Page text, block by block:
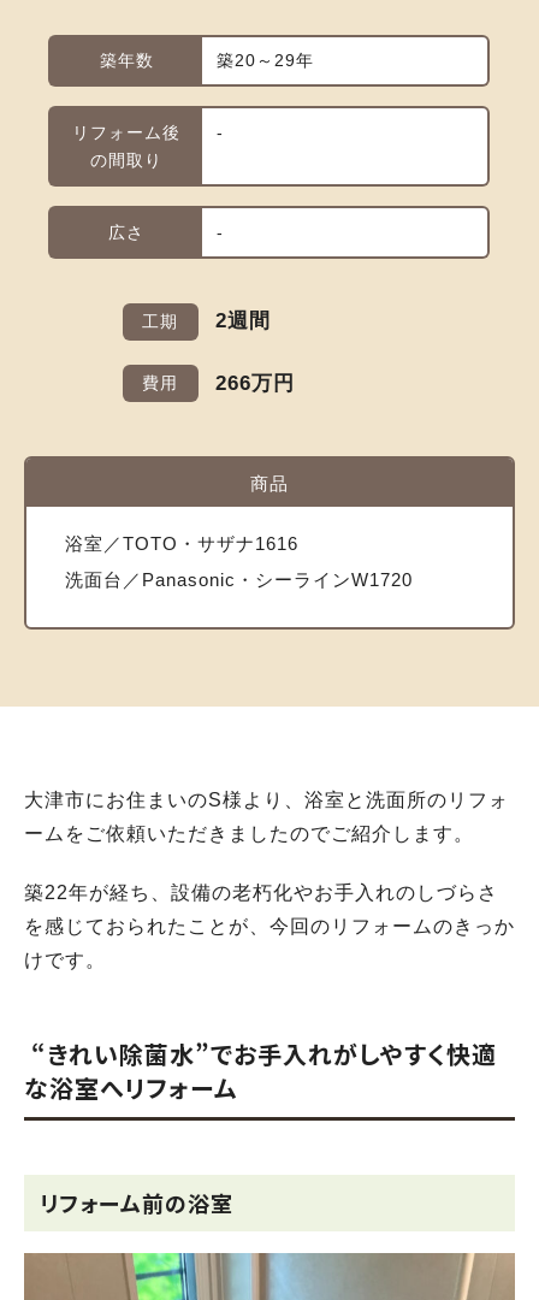
築年数 築20～29年
リフォーム後
の間取り
-
広さ -
工期 2週間
費用 266万円
商品
浴室／TOTO・サザナ1616
洗面台／Panasonic・シーラインW1720
大津市にお住まいのS様より、浴室と洗面所のリフォ
ームをご依頼いただきましたのでご紹介します。
築22年が経ち、設備の老朽化やお手入れのしづらさ
を感じておられたことが、今回のリフォームのきっか
けです。
“きれい除菌水”でお手入れがしやすく快適
な浴室へリフォーム
リフォーム前の浴室